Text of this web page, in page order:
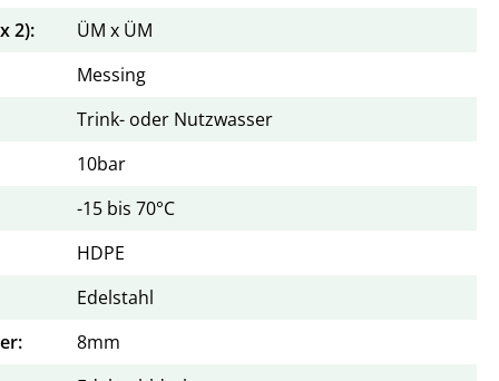
2):
ÜM x ÜM
Messing
Trink- oder Nutzwasser
10bar
-15 bis 70°C
HDPE
Edelstahl
8mm